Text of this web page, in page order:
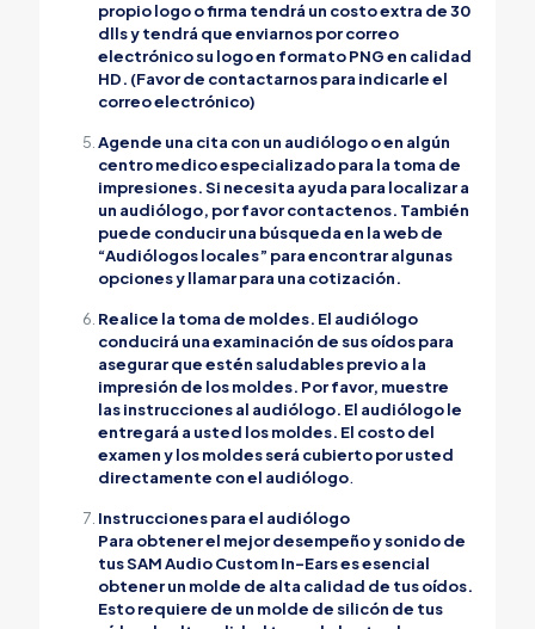
propio logo o firma tendrá un costo extra de 30
dlls y tendrá que enviarnos por correo
electrónico su logo en formato PNG en calidad
HD. (Favor de contactarnos para indicarle el
correo electrónico)
Agende una cita con un audiólogo o en algún
centro medico especializado para la toma de
impresiones. Si necesita ayuda para localizar a
un audiólogo, por favor contactenos. También
puede conducir una búsqueda en la web de
“Audiólogos locales” para encontrar algunas
opciones y llamar para una cotización.
Realice la toma de moldes. El audiólogo
conducirá una examinación de sus oídos para
asegurar que estén saludables previo a la
impresión de los moldes. Por favor, muestre
las instrucciones al audiólogo. El audiólogo le
entregará a usted los moldes. El costo del
examen y los moldes será cubierto por usted
directamente con el audiólogo.
Instrucciones para el audiólogo
Para obtener el mejor desempeño y sonido de
tus SAM Audio Custom In-Ears es esencial
obtener un molde de alta calidad de tus oídos.
Esto requiere de un molde de silicón de tus